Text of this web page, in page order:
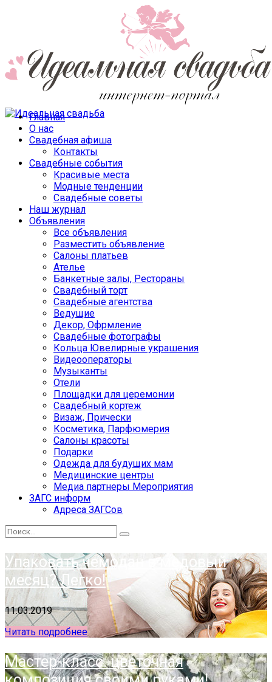
Главная
О нас
Свадебная афиша
Контакты
Свадебные события
Красивые места
Модные тенденции
Свадебные советы
Наш журнал
Объявления
Все объявления
Разместить объявление
Салоны платьев
Ателье
Банкетные залы, Рестораны
Свадебный торт
Свадебные агентства
Ведущие
Декор, Офрмление
Свадебные фотографы
Кольца Ювелирные украшения
Видеооператоры
Музыканты
Отели
Площадки для церемонии
Свадебный кортеж
Визаж, Прически
Косметика, Парфюмерия
Салоны красоты
Подарки
Одежда для будущих мам
Медицинские центры
Медиа партнеры Мероприятия
ЗАГС информ
Адреса ЗАГСов
Упаковать чемодан в медовый
месяц? Легко!
11.03.2019
Читать подробнее
Мастер-класс: цветочная